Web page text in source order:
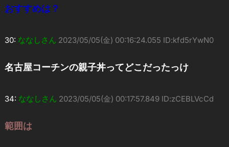
おすすめは？
30: ななしさん 2023/05/05(金) 00:16:24.055 ID:kfd5rYwN0
名古屋コーチンの親子丼ってどこだったっけ
34: ななしさん 2023/05/05(金) 00:17:57.849 ID:zCEBLVcCd
範囲は